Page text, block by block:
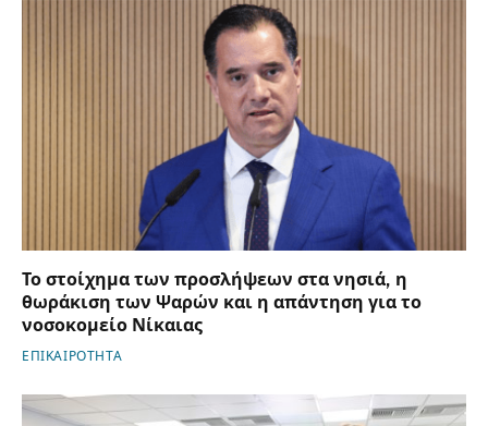
Το στοίχημα των προσλήψεων στα νησιά, η
θωράκιση των Ψαρών και η απάντηση για το
νοσοκομείο Νίκαιας
ΕΠΙΚΑΙΡΟΤΗΤΑ